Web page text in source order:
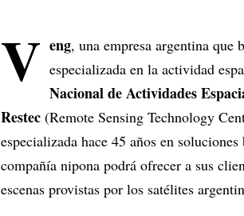
V eng, una empresa argentina
especializada en la actividad
Nacional de Actividades
Restec (Remote Sensing Technology
especializada hace 45 años en
compañía nipona podrá ofrecer a sus
escenas provistas por los satélites